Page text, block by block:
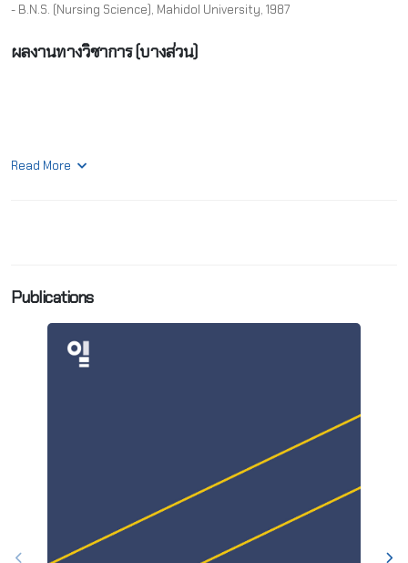
- B.N.S. (Nursing Science), Mahidol University, 1987
ผลงานทางวิชาการ (บางส่วน)
Read More
Publications